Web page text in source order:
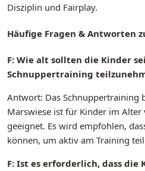
Disziplin und Fairplay.
Häufige Fragen & Antworten
F: Wie alt sollten die Kinder
Schnuppertraining
Antwort: Das Schnuppertraining
Marswiese ist für Kinder im Alter
geeignet. Es wird empfohlen,
können, um aktiv am Training
F: Ist es erforderlich, dass die